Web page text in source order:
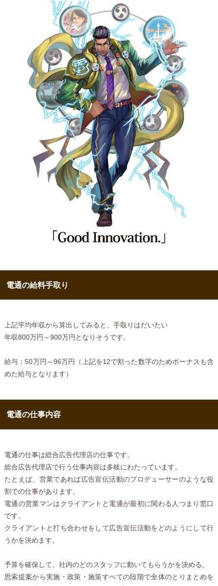
電通の給料手取り
上記平均年収から算出してみると、手取りはだいたい
年収800万円～900万円となりそうです。
給与：50万円～96万円（上記を12で割った数字のためボーナスも含
めた給与となります）
電通の仕事内容
電通の仕事は総合広告代理店の仕事です。
総合広告代理店で行う仕事内容は多岐にわたっています。
たとえば、営業であれば広告宣伝活動のプロデューサーのような役
割での仕事があります。
電通の営業マンはクライアントと電通が最初に関わる人つまり窓口
です。
クライアントと打ち合わせをして広告宣伝活動をどのようにして行
うかを決めます。
予算を確保して、社内のどのスタッフに動いてもらうかを決める。
思索提案から実施・政策・施策すべての段階で全体のとりまとめを